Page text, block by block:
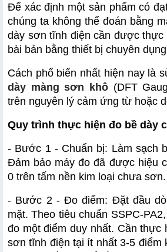
Để xác định một sản phẩm có
chúng ta không thể đoán bằng
dày sơn tĩnh điện cần được
bài bản bằng thiết bị chuyên
Cách phổ biến nhất hiện nay là
dày màng sơn khô (DFT
trên nguyên lý cảm ứng từ hoặc
Quy trình thực hiện đo bề dày
- Bước 1 - Chuẩn bị: Làm sạch
Đảm bảo máy đo đã được hiệu
0 trên tấm nền kim loại chưa sơn.
- Bước 2 - Đo điểm: Đặt đầu
mặt. Theo tiêu chuẩn SSPC-
đo một điểm duy nhất. Cần thực
sơn tĩnh điện tại ít nhất 3-5 điểm